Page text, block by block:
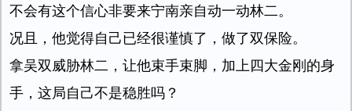
不会有这个信心非要来宁南亲自动一动林二。
况且，他觉得自己已经很谨慎了，做了双保险。
拿吴双威胁林二，让他束手束脚，加上四大金刚的身
手，这局自己不是稳胜吗？